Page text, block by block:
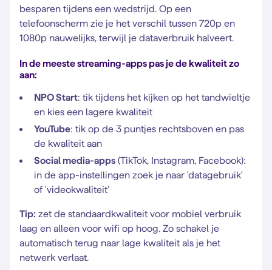
besparen tijdens een wedstrijd. Op een
telefoonscherm zie je het verschil tussen 720p en
1080p nauwelijks, terwijl je dataverbruik halveert.
In de meeste streaming-apps pas je de kwaliteit zo
aan:
NPO Start: tik tijdens het kijken op het tandwieltje
en kies een lagere kwaliteit
YouTube: tik op de 3 puntjes rechtsboven en pas
de kwaliteit aan
Social media-apps (TikTok, Instagram, Facebook):
in de app-instellingen zoek je naar 'datagebruik'
of 'videokwaliteit'
Tip: zet de standaardkwaliteit voor mobiel verbruik
laag en alleen voor wifi op hoog. Zo schakel je
automatisch terug naar lage kwaliteit als je het
netwerk verlaat.